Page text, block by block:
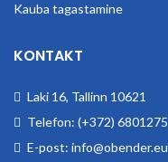
Kauba tagastamine
KONTAKT
Laki 16, Tallinn 10621
Telefon: (+372) 6801275
E-post: info@obender.eu